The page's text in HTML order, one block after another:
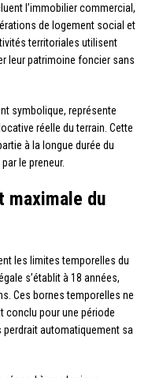
l’immobilier commercial,
de logement social et
territoriales utilisent
leur patrimoine foncier sans
symbolique, représente
réelle du terrain. Cette
à la longue durée du
le preneur.
maximale du
les limites temporelles du
s’établit à 18 années,
Ces bornes temporelles ne
conclu pour une période
perdrait automatiquement sa